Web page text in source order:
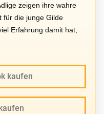
zeigen ihre wahre
für die junge Gilde
Erfahrung damit hat,
kaufen